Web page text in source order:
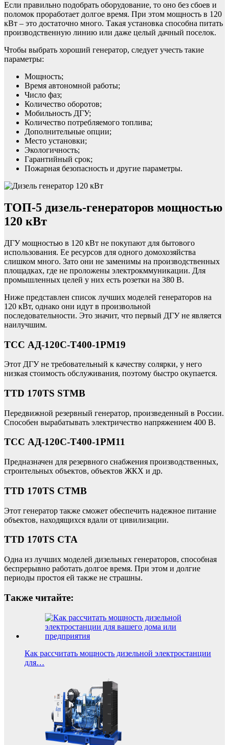
Если правильно подобрать оборудование, то оно без сбоев и
поломок проработает долгое время. При этом мощность в 120
кВт – это достаточно много. Такая установка способна питать
производственную линию или даже целый дачный поселок.
Чтобы выбрать хороший генератор, следует учесть такие
параметры:
Мощность;
Время автономной работы;
Число фаз;
Количество оборотов;
Мобильность ДГУ;
Количество потребляемого топлива;
Дополнительные опции;
Место установки;
Экологичность;
Гарантийный срок;
Пожарная безопасность и другие параметры.
ТОП-5 дизель-генераторов мощностью
120 кВт
ДГУ мощностью в 120 кВт не покупают для бытового
использования. Ее ресурсов для одного домохозяйства
слишком много. Зато они не заменимы на производственных
площадках, где не проложены электрокммуникации. Для
промышленных целей у них есть розетки на 380 В.
Ниже представлен список лучших моделей генераторов на
120 кВт, однако они идут в произвольной
последовательности. Это значит, что первый ДГУ не является
наилучшим.
ТСС АД-120С-Т400-1РМ19
Этот ДГУ не требовательный к качеству солярки, у него
низкая стоимость обслуживания, поэтому быстро окупается.
TTD 170TS STMB
Передвижной резервный генератор, произведенный в России.
Способен вырабатывать электричество напряжением 400 В.
ТСС АД-120С-Т400-1РМ11
Предназначен для резервного снабжения производственных,
строительных объектов, объектов ЖКХ и др.
TTD 170TS CTMB
Этот генератор также сможет обеспечить надежное питание
объектов, находящихся вдали от цивилизации.
TTD 170TS CTA
Одна из лучших моделей дизельных генераторов, способная
беспрерывно работать долгое время. При этом и долгие
периоды простоя ей также не страшны.
Также читайте:
Как рассчитать мощность дизельной электростанции
для…